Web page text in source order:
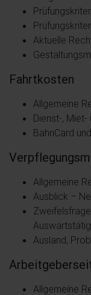
Aktuelle
Fahrtkosten
Allgemeine
Dienst-,
BahnCard
Allgemeine
Ausblick –
Ausland,
Allgemeine